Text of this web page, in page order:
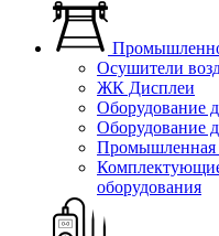
Осушители
ЖК Дисплеи
Оборудование
Оборудование
Промышленная
оборудования